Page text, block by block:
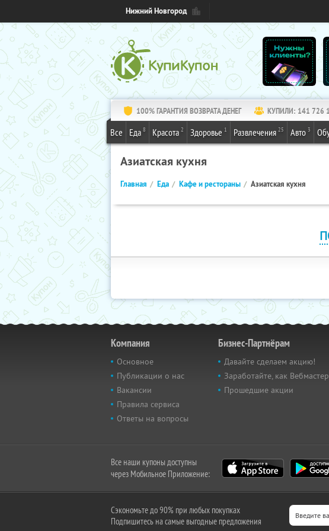
Нижний Новгород
100% ГАРАНТИЯ ВОЗВРАТА ДЕНЕГ КУПИЛИ: 141 726
Все Еда 8 Красота 2 Здоровье 1 Развлечения 25 Авто 3
Азиатская кухня
Главная Еда Кафе и рестораны Азиатская кухня
Компания
Основное
Публикации о нас
Вакансии
Правила сервиса
Ответы на вопросы
Бизнес-Партнёрам
Давайте сделаем акцию!
Заработайте, как Вебмастер
Прошедшие акции
Все наши купоны доступны
через Мобильное Приложение:
Сэкономьте до 90% при любых покупках
Подпишитесь на самые выгодные предложения